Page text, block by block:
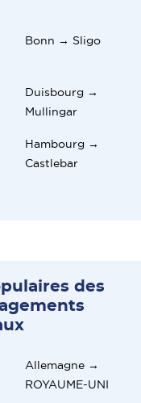
Bonn → Sligo
Duisbourg →
Mullingar
Hambourg →
Castlebar
des
Allemagne →
ROYAUME-UNI